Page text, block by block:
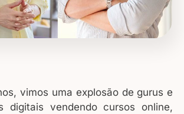
vimos uma explosão de gurus e
digitais vendendo cursos online,